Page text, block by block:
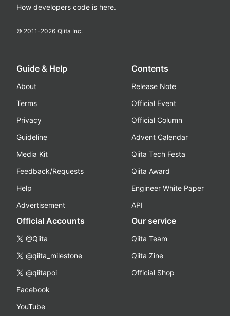
How developers code is here.
© 2011-2026 Qiita Inc.
Guide & Help
About
Terms
Privacy
Guideline
Media Kit
Feedback/Requests
Help
Advertisement
Contents
Release Note
Official Event
Official Column
Advent Calendar
Qiita Tech Festa
Qiita Award
Engineer White Paper
API
Official Accounts
@Qiita
@qiita_milestone
@qiitapoi
Facebook
YouTube
Our service
Qiita Team
Qiita Zine
Official Shop